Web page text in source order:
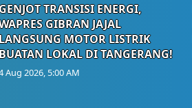
TRANSISI ENERGI,
GIBRAN JAJAL
MOTOR LISTRIK
LOKAL DI TANGERANG!
Aug 2026, 5:00 AM